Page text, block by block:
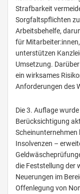
Strafbarkeit
Sorgfaltspflichten
Arbeitsbehelfe,
für
unterstützen
Umsetzung.
ein wirksames
Anforderungen des
Die 3. Auflage
Berücksichtigung
Scheinunternehmen
Insolvenzen –
die Feststellung der
Neuerungen im
Offenlegung von